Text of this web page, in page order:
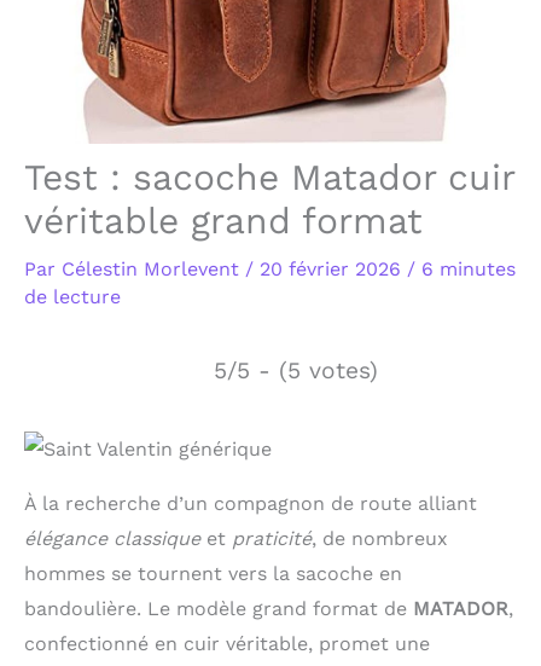
Test : sacoche Matador cuir
véritable grand format
Par Célestin Morlevent / 20 février 2026 / 6 minutes
de lecture
5/5 - (5 votes)
À la recherche d’un compagnon de route alliant
élégance classiqueet praticité, de nombreux
hommes se tournent vers la sacoche en
bandoulière. Le modèle grand format de MATADOR,
confectionné en cuir véritable, promet une